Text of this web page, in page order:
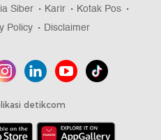
Siber Karir
Kotak Pos
Policy Disclaimer
detikcom